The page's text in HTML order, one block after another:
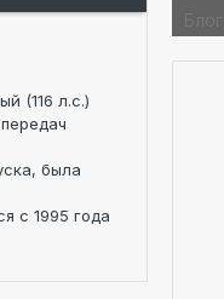
(116 л.с.)
была
с 1995 года
Блог